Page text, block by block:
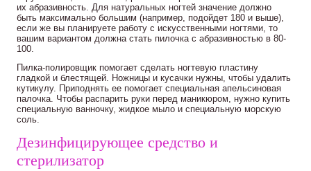
их абразивность. Для натуральных ногтей значение должно
быть максимально большим (например, подойдет 180 и выше),
если же вы планируете работу с искусственными ногтями, то
вашим вариантом должна стать пилочка с абразивностью в 80-
100.
Пилка-полировщик помогает сделать ногтевую пластину
гладкой и блестящей. Ножницы и кусачки нужны, чтобы удалить
кутикулу. Приподнять ее помогает специальная апельсиновая
палочка. Чтобы распарить руки перед маникюром, нужно купить
специальную ванночку, жидкое мыло и специальную морскую
соль.
Дезинфицирующее средство и
стерилизатор